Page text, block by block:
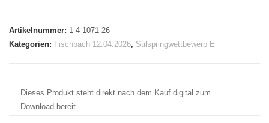
Artikelnummer: 1-4-1071-26
Kategorien: Fischbach 12.04.2026, Stilspringwettbewerb E
Dieses Produkt steht direkt nach dem Kauf digital zum
Download bereit.